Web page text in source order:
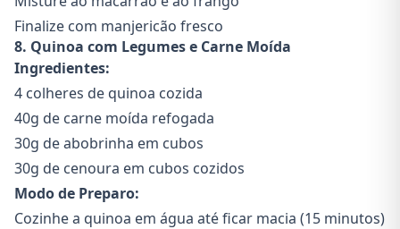
Finalize com manjericão fresco
8. Quinoa com Legumes e Carne Moída
Ingredientes:
4 colheres de quinoa cozida
40g de carne moída refogada
30g de abobrinha em cubos
30g de cenoura em cubos cozidos
Modo de Preparo:
Cozinhe a quinoa em água até ficar macia (15 minutos)